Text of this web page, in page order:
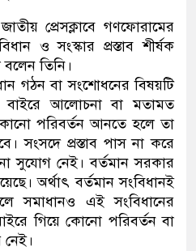
প্রেসক্লাবে গণফোরামের
ও সংস্কার প্রস্তাব শীর্ষক
তিনি।
গঠন বা সংশোধনের বিষয়টি
আলোচনা বা মতামত
পরিবর্তন আনতে হলে তা
সংসদে প্রস্তাব পাস না করে
সুযোগ নেই। বর্তমান সরকার
অর্থাৎ বর্তমান সংবিধানই
সমাধানও এই সংবিধানের
গিয়ে কোনো পরিবর্তন বা